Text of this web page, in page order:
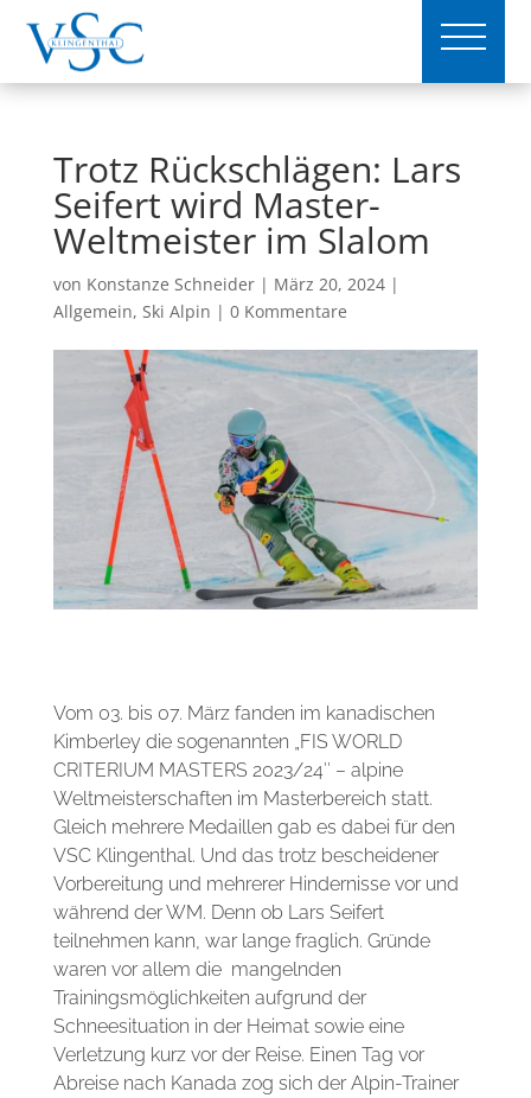
Trotz Rückschlägen: Lars
Seifert wird Master-
Weltmeister im Slalom
von Konstanze Schneider| März 20, 2024|
Allgemein, Ski Alpin | 0 Kommentare
Vom 03. bis 07. März fanden im kanadischen
Kimberley die sogenannten „ FIS WORLD
CRITERIUM MASTERS 2023/24″ – alpine
Weltmeisterschaften im Masterbereich statt.
Gleich mehrere Medaillen gab es dabei für den
VSC Klingenthal. Und das trotz bescheidener
Vorbereitung und mehrerer Hindernisse vor und
während der WM. Denn ob Lars Seifert
teilnehmen kann, war lange fraglich. Gründe
waren vor allem die mangelnden
Trainingsmöglichkeiten aufgrund der
Schneesituation in der Heimat sowie eine
Verletzung kurz vor der Reise. Einen Tag vor
Abreise nach Kanada zog sich der Alpin-Trainer